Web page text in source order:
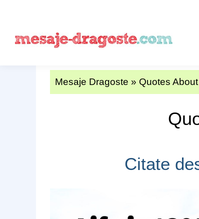
Mesaje Dragoste » Quotes
Citate